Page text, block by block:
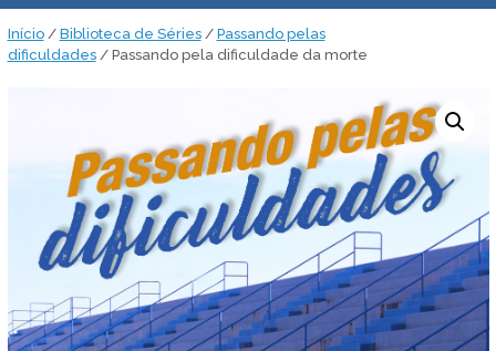
Início/ Biblioteca de Séries/ Passando pelas
dificuldades/ Passando pela dificuldade da morte